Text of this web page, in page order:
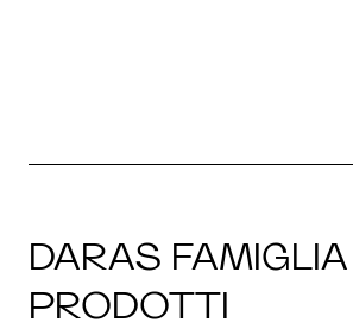
DARAS FAMIGLIA
PRODOTTI